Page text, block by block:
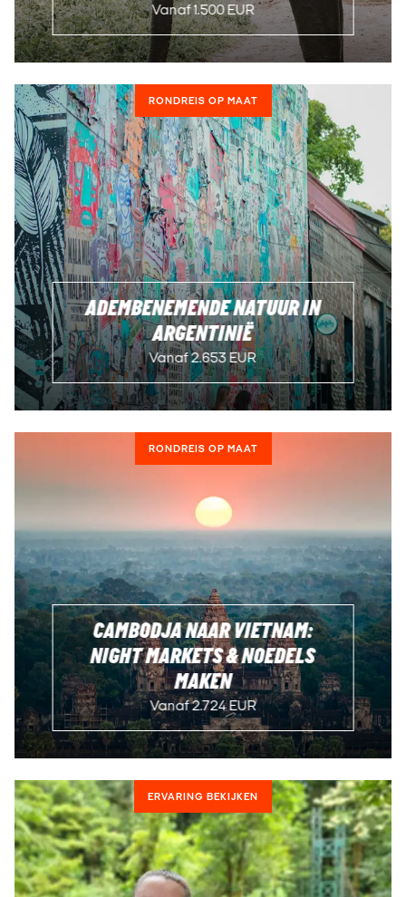
Vanaf 1.500 EUR
RONDREIS OP MAAT
ADEMBENEMENDE NATUUR IN
ARGENTINIË
Vanaf 2.653 EUR
RONDREIS OP MAAT
CAMBODJA NAAR VIETNAM:
NIGHT MARKETS & NOEDELS
MAKEN
Vanaf 2.724 EUR
ERVARING BEKIJKEN